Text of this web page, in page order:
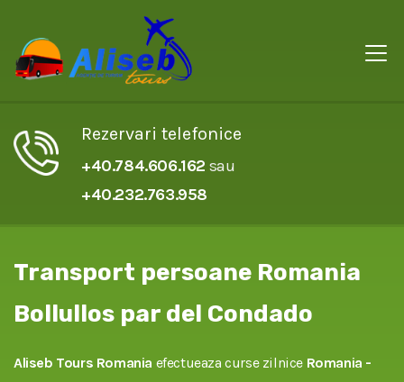
Rezervari telefonice
+40.784.606.162 sau
+40.232.763.958
Transport persoane Romania
Bollullos par del Condado
Aliseb Tours Romania efectueaza curse zilnice Romania -